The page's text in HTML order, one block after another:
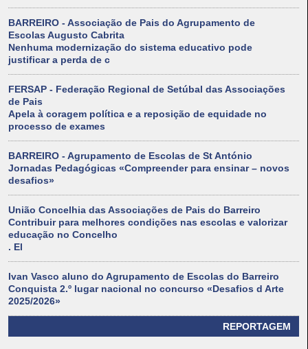
BARREIRO - Associação de Pais do Agrupamento de
Escolas Augusto Cabrita
Nenhuma modernização do sistema educativo pode
justificar a perda de c
FERSAP - Federação Regional de Setúbal das Associações
de Pais
Apela à coragem política e a reposição de equidade no
processo de exames
BARREIRO - Agrupamento de Escolas de St António
Jornadas Pedagógicas «Compreender para ensinar – novos
desafios»
União Concelhia das Associações de Pais do Barreiro
Contribuir para melhores condições nas escolas e valorizar
educação no Concelho
. El
Ivan Vasco aluno do Agrupamento de Escolas do Barreiro
Conquista 2.º lugar nacional no concurso «Desafios d Arte
2025/2026»
REPORTAGEM